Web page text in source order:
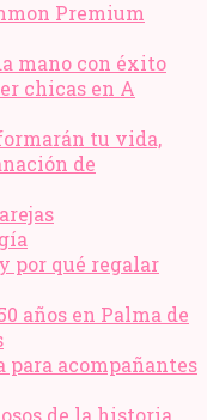
Premium
mano​ con éxito
chicas en A
tu vida,
de
por qué regalar
años en Palma de
para acompañantes
de la historia